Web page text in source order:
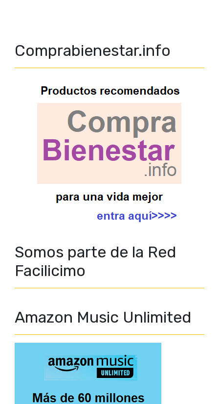
Comprabienestar.info
Somos parte de la Red
Facilicimo
Amazon Music Unlimited